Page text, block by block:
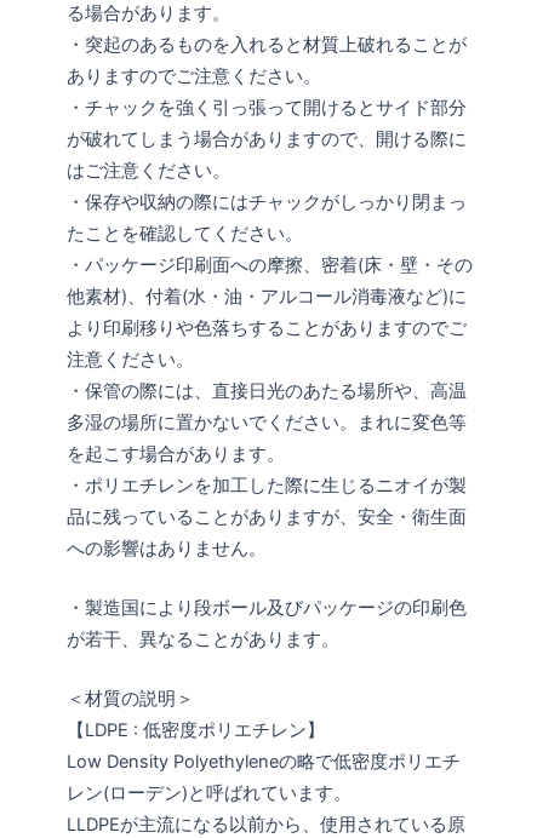
る場合があります。
・突起のあるものを入れると材質上破れることが
ありますのでご注意ください。
・チャックを強く引っ張って開けるとサイド部分
が破れてしまう場合がありますので、開ける際に
はご注意ください。
・保存や収納の際にはチャックがしっかり閉まっ
たことを確認してください。
・パッケージ印刷面への摩擦、密着(床・壁・その
他素材)、付着(水・油・アルコール消毒液など)に
より印刷移りや色落ちすることがありますのでご
注意ください。
・保管の際には、直接日光のあたる場所や、高温
多湿の場所に置かないでください。まれに変色等
を起こす場合があります。
・ポリエチレンを加工した際に生じるニオイが製
品に残っていることがありますが、安全・衛生面
への影響はありません。
・製造国により段ボール及びパッケージの印刷色
が若干、異なることがあります。
＜材質の説明＞
【LDPE : 低密度ポリエチレン】
Low Density Polyethyleneの略で低密度ポリエチ
レン(ローデン)と呼ばれています。
LLDPEが主流になる以前から、使用されている原